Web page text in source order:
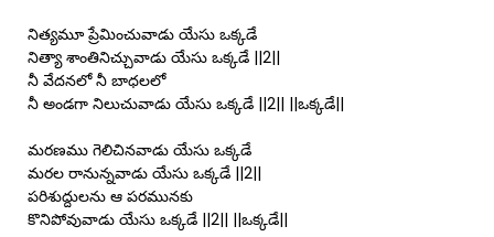
నిత్యమూ ప్రేమించువాడు యేసు ఒక్కడే
నిత్యా శాంతినిచ్చువాడు యేసు ఒక్కడే ||2||
నీ వేదనలో నీ బాధలలో
నీ అండగా నిలుచువాడు యేసు ఒక్కడే ||2|| ||ఒక్కడే||
మరణము గెలిచినవాడు యేసు ఒక్కడే
మరల రానున్నవాడు యేసు ఒక్కడే ||2||
పరిశుద్దులను ఆ పరమునకు
కొనిపోవువాడు యేసు ఒక్కడే ||2|| ||ఒక్కడే||